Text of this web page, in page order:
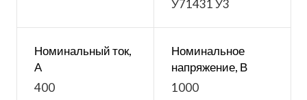
У71431 У3
Номинальный ток,
А
400
Номинальное
напряжение, В
1000